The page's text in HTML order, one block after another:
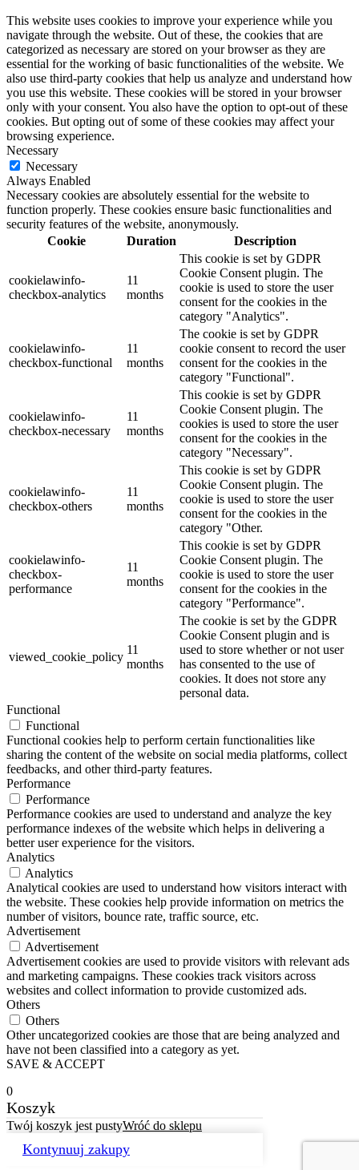
This website uses cookies to improve your experience while you
navigate through the website. Out of these, the cookies that are
categorized as necessary are stored on your browser as they are
essential for the working of basic functionalities of the website. We
also use third-party cookies that help us analyze and understand how
you use this website. These cookies will be stored in your browser
only with your consent. You also have the option to opt-out of these
cookies. But opting out of some of these cookies may affect your
browsing experience.
Necessary
Necessary
Always Enabled
Necessary cookies are absolutely essential for the website to
function properly. These cookies ensure basic functionalities and
security features of the website, anonymously.
Cookie
Duration Description
cookielawinfo-
checkbox-analytics
11
months
This cookie is set by GDPR
Cookie Consent plugin. The
cookie is used to store the user
consent for the cookies in the
category "Analytics".
cookielawinfo-
checkbox-functional
11
months
The cookie is set by GDPR
cookie consent to record the user
consent for the cookies in the
category "Functional".
cookielawinfo-
checkbox-necessary
11
months
This cookie is set by GDPR
Cookie Consent plugin. The
cookies is used to store the user
consent for the cookies in the
category "Necessary".
cookielawinfo-
checkbox-others
11
months
This cookie is set by GDPR
Cookie Consent plugin. The
cookie is used to store the user
consent for the cookies in the
category "Other.
cookielawinfo-
checkbox-
performance
11
months
This cookie is set by GDPR
Cookie Consent plugin. The
cookie is used to store the user
consent for the cookies in the
category "Performance".
viewed_cookie_policy
11
months
The cookie is set by the GDPR
Cookie Consent plugin and is
used to store whether or not user
has consented to the use of
cookies. It does not store any
personal data.
Functional
Functional
Functional cookies help to perform certain functionalities like
sharing the content of the website on social media platforms, collect
feedbacks, and other third-party features.
Performance
Performance
Performance cookies are used to understand and analyze the key
performance indexes of the website which helps in delivering a
better user experience for the visitors.
Analytics
Analytics
Analytical cookies are used to understand how visitors interact with
the website. These cookies help provide information on metrics the
number of visitors, bounce rate, traffic source, etc.
Advertisement
Advertisement
Advertisement cookies are used to provide visitors with relevant ads
and marketing campaigns. These cookies track visitors across
websites and collect information to provide customized ads.
Others
Others
Other uncategorized cookies are those that are being analyzed and
have not been classified into a category as yet.
SAVE & ACCEPT
0
Koszyk
Twój koszyk jest pustyWróć do sklepu
Kontynuuj zakupy